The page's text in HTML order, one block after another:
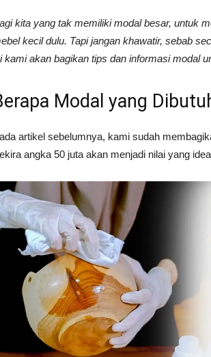
&
Tahan
Lama
kita yang tak memiliki modal besar, untuk
kecil dulu. Tapi jangan khawatir, sebab
kami akan bagikan tips dan informasi modal
Modal yang
artikel sebelumnya, kami sudah
angka 50 juta akan menjadi nilai yang